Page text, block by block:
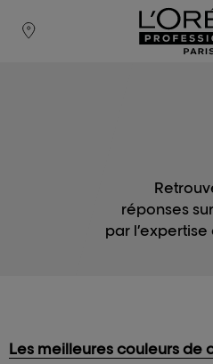
réponses
par
Les meilleures couleurs de